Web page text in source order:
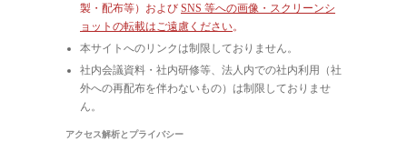
製・配布等）および SNS 等への画像・スクリーンシ
ョットの転載はご遠慮ください。
本サイトへのリンクは制限しておりません。
社内会議資料・社内研修等、法人内での社内利用（社
外への再配布を伴わないもの）は制限しておりませ
ん。
アクセス解析とプライバシー